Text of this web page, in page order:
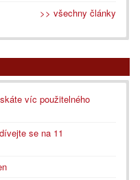
>> všechny články
víc použitelného
se na 11